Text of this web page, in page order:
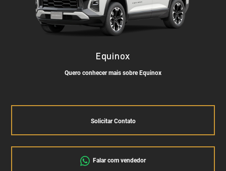
Equinox
Quero conhecer mais sobre Equinox
Solicitar Contato
Falar com vendedor